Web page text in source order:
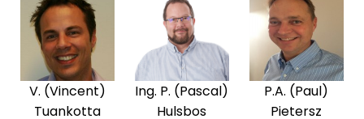
V. (Vincent)
Tuankotta
Ing. P. (Pascal)
Hulsbos
P.A. (Paul)
Pietersz